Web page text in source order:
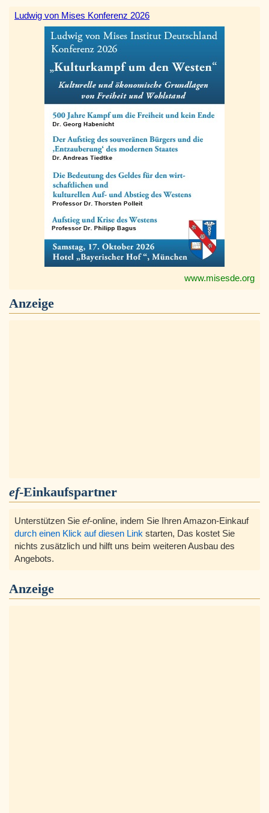
Ludwig von Mises Konferenz 2026
www.misesde.org
Anzeige
ef-Einkaufspartner
Unterstützen Sie ef-online, indem Sie Ihren Amazon-Einkauf
durch einen Klick auf diesen Link starten, Das kostet Sie
nichts zusätzlich und hilft uns beim weiteren Ausbau des
Angebots.
Anzeige